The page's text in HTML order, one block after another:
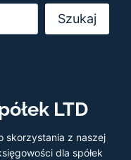
Szukaj
LTD
skorzystania z naszej
dla spółek